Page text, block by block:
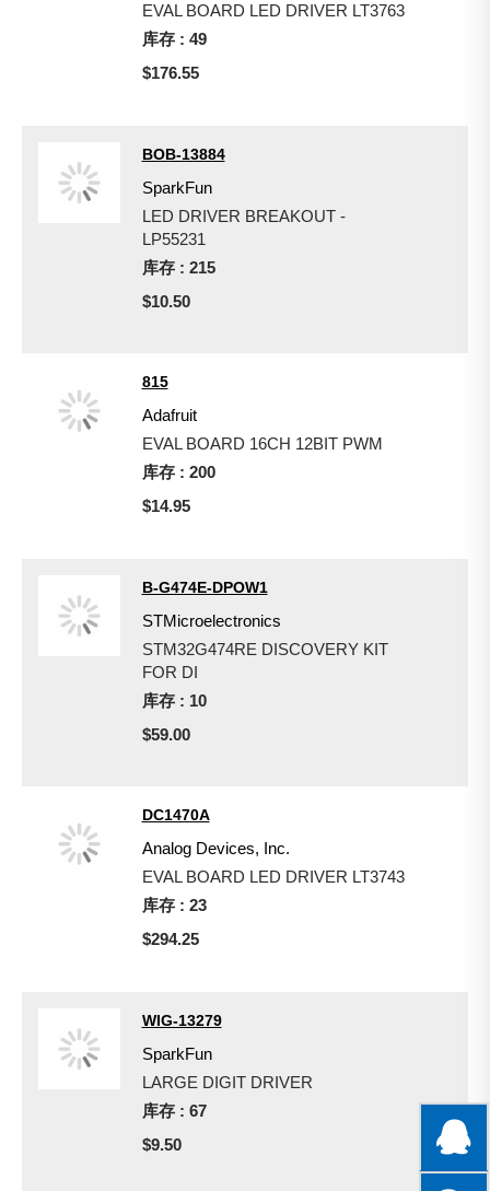
EVAL BOARD LED DRIVER LT3763
库存 : 49
$176.55
BOB-13884
SparkFun
LED DRIVER BREAKOUT -
LP55231
库存 : 215
$10.50
815
Adafruit
EVAL BOARD 16CH 12BIT PWM
库存 : 200
$14.95
B-G474E-DPOW1
STMicroelectronics
STM32G474RE DISCOVERY KIT
FOR DI
库存 : 10
$59.00
DC1470A
Analog Devices, Inc.
EVAL BOARD LED DRIVER LT3743
库存 : 23
$294.25
WIG-13279
SparkFun
LARGE DIGIT DRIVER
库存 : 67
$9.50